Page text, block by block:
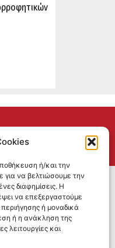
ή/και την
να βελτιώσουμε την
διαφημίσεις. Η
να επεξεργαστούμε
ή μοναδικά
ή η ανάκληση της
λειτουργίες και